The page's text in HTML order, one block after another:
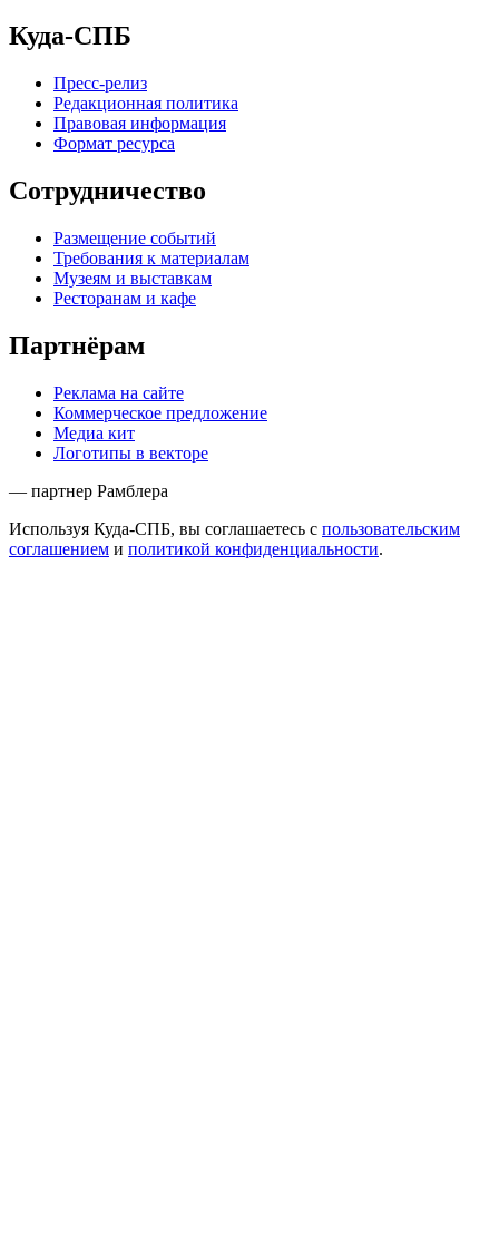
Куда-СПБ
Пресс-релиз
Редакционная политика
Правовая информация
Формат ресурса
Сотрудничество
Размещение событий
Требования к материалам
Музеям и выставкам
Ресторанам и кафе
Партнёрам
Реклама на сайте
Коммерческое предложение
Медиа кит
Логотипы в векторе
— партнер Рамблера
Используя Куда-СПБ, вы соглашаетесь с пользовательским
соглашением и политикой конфиденциальности.